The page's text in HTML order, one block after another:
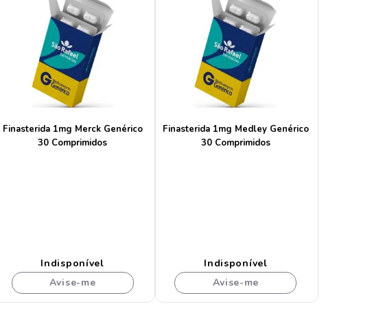
Finasterida 1mg Merck Genérico
30 Comprimidos
Indisponível
Avise-me
Finasterida 1mg Medley Genérico
30 Comprimidos
Indisponível
Avise-me